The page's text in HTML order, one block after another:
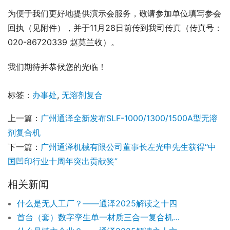
为便于我们更好地提供演示会服务，敬请参加单位填写参会
回执（见附件），并于11月28日前传到我司传真（传真号：
020-86720339 赵莫兰收）。
我们期待并恭候您的光临！
标签： 办事处, 无溶剂复合
上一篇： 广州通泽全新发布SLF-1000/1300/1500A型无溶
剂复合机
下一篇： 广州通泽机械有限公司董事长左光申先生获得“中
国凹印行业十周年突出贡献奖”
相关新闻
什么是无人工厂？——通泽2025解读之十四
首台（套）数字孪生单一材质三合一复合机闪亮Drupa